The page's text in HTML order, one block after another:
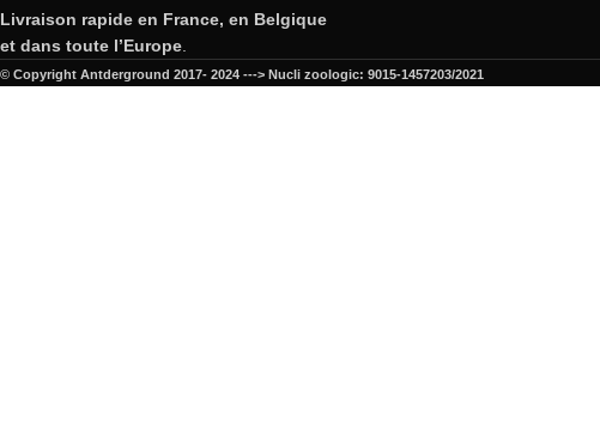
Livraison rapide en France, en Belgique
et dans toute l’Europe
© Copyright Antderground 2017- 2024 ---> Nucli zoologic: 9015-1457203/2021